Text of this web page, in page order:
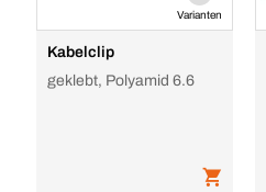
Varianten
Kabelclip
geklebt, Polyamid 6.6